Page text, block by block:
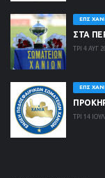
ΕΠΣ
ΣΤΑ
ΤΡΙ 4 ΑΥΓ
ΕΠΣ
ΤΡΙ 14